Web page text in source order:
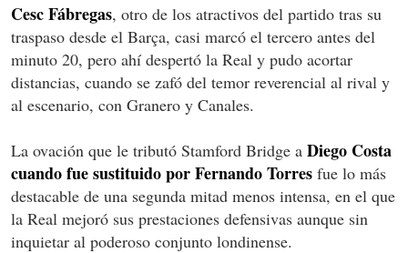
Cesc Fábregas, otro de los atractivos del partido tras su
traspaso desde el Barça, casi marcó el tercero antes del
minuto 20, pero ahí despertó la Real y pudo acortar
distancias, cuando se zafó del temor reverencial al rival y
al escenario, con Granero y Canales.
La ovación que le tributó Stamford Bridge a Diego Costa
cuando fue sustituido por Fernando Torres fue lo más
destacable de una segunda mitad menos intensa, en el que
la Real mejoró sus prestaciones defensivas aunque sin
inquietar al poderoso conjunto londinense.